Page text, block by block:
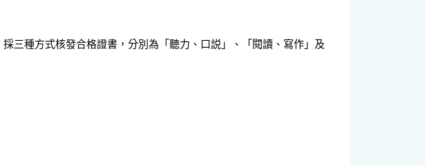
三種方式核發合格證書，分別為「聽力、口説」、「閱讀、寫作」及